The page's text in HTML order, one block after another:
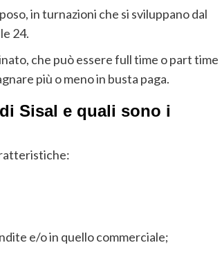
in turnazioni che si sviluppano dal
24.
che può essere full time o part time
più o meno in busta paga.
Sisal e quali sono i
e/o in quello commerciale;